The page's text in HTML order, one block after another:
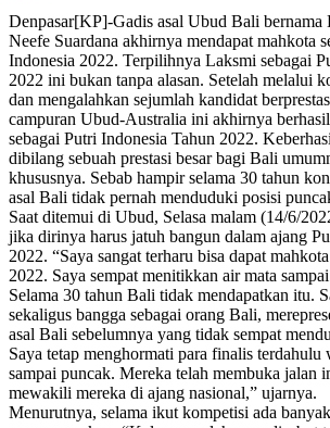
Share
Denpasar[KP]-Gadis asal Ubud Bali
Neefe Suardana akhirnya mendapat mahkota
Indonesia 2022. Terpilihnya Laksmi sebagai
2022 ini bukan tanpa alasan. Setelah melalui
dan mengalahkan sejumlah kandidat
campuran Ubud-Australia ini akhirnya
sebagai Putri Indonesia Tahun 2022.
dibilang sebuah prestasi besar bagi Bali
khususnya. Sebab hampir selama 30 tahun
asal Bali tidak pernah menduduki posisi
Saat ditemui di Ubud, Selasa malam (14/6/
jika dirinya harus jatuh bangun dalam ajang
2022. “Saya sangat terharu bisa dapat
2022. Saya sempat menitikkan air mata
Selama 30 tahun Bali tidak mendapatkan itu.
sekaligus bangga sebagai orang Bali,
asal Bali sebelumnya yang tidak sempat
Saya tetap menghormati para finalis terdahulu
sampai puncak. Mereka telah membuka jalan
mewakili mereka di ajang nasional,” ujarnya.
Menurutnya, selama ikut kompetisi ada